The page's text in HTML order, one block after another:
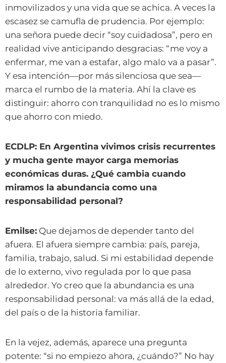
inmovilizados y una vida que se achica. A veces la
escasez se camufla de prudencia. Por ejemplo:
una señora puede decir “soy cuidadosa”, pero en
realidad vive anticipando desgracias: “me voy a
enfermar, me van a estafar, algo malo va a pasar”.
Y esa intención—por más silenciosa que sea—
marca el rumbo de la materia. Ahí la clave es
distinguir: ahorro con tranquilidad no es lo mismo
que ahorro con miedo.
ECDLP: En Argentina vivimos crisis recurrentes
y mucha gente mayor carga memorias
económicas duras. ¿Qué cambia cuando
miramos la abundancia como una
responsabilidad personal?
Emilse: Que dejamos de depender tanto del
afuera. El afuera siempre cambia: país, pareja,
familia, trabajo, salud. Si mi estabilidad depende
de lo externo, vivo regulada por lo que pasa
alrededor. Yo creo que la abundancia es una
responsabilidad personal: va más allá de la edad,
del país o de la historia familiar.
En la vejez, además, aparece una pregunta
potente: “si no empiezo ahora, ¿cuándo?” No hay